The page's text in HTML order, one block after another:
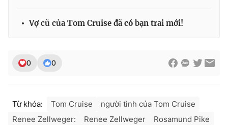
Vợ cũ của Tom Cruise đã có bạn trai mới!
0 0
Từ khóa: Tom Cruise
người tình của Tom Cruise
Renee Zellweger:
Renee Zellweger Rosamund Pike